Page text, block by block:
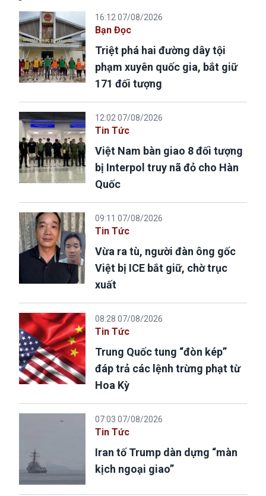
16:12 07/08/2026
Bạn Đọc
Triệt phá hai đường dây tội
phạm xuyên quốc gia, bắt giữ
171 đối tượng
12:02 07/08/2026
Tin Tức
Việt Nam bàn giao 8 đối tượng
bị Interpol truy nã đỏ cho Hàn
Quốc
09:11 07/08/2026
Tin Tức
Vừa ra tù, người đàn ông gốc
Việt bị ICE bắt giữ, chờ trục
xuất
08:28 07/08/2026
Tin Tức
Trung Quốc tung “đòn kép”
đáp trả các lệnh trừng phạt từ
Hoa Kỳ
07:03 07/08/2026
Tin Tức
Iran tố Trump dàn dựng “màn
kịch ngoại giao”